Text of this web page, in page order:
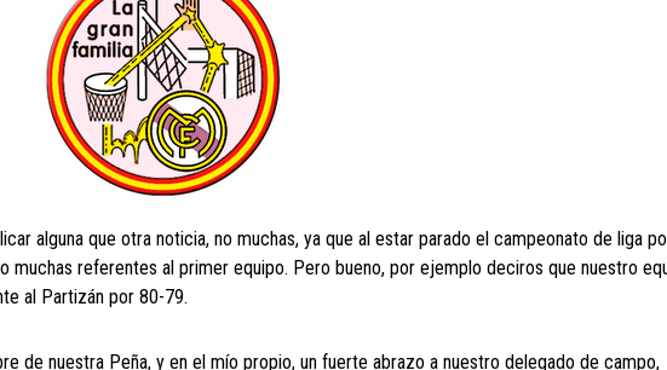
alguna que otra noticia, no muchas, ya que al estar parado el campeonato de liga
muchas referentes al primer equipo. Pero bueno, por ejemplo deciros que nuestro
al Partizán por 80-79.
de nuestra Peña, y en el mío propio, un fuerte abrazo a nuestro delegado de campo,